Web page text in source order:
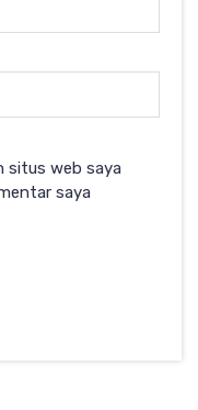
situs web saya
saya